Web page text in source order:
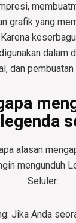
grafik yang
dalam
dan pembuatan
alasan
mengunduh
Seluler:
Jika Anda